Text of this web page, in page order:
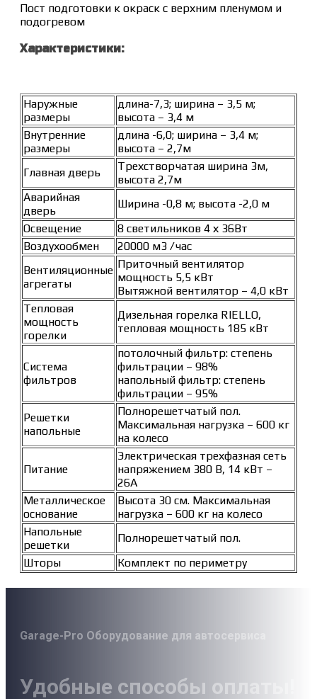
Пост подготовки к окраск с верхним пленумом и
подогревом
Характеристики:
Наружные
размеры
длина-7,3; ширина – 3,5 м;
высота – 3,4 м
Внутренние
размеры
длина -6,0; ширина – 3,4 м;
высота – 2,7м
Главная дверь
Трехстворчатая ширина 3м,
высота 2,7м
Аварийная
дверь
Ширина -0,8 м; высота -2,0 м
Освещение
8 светильников 4 х 36Вт
Воздухообмен
20000 м3 /час
Вентиляционные
агрегаты
Приточный вентилятор
мощность 5,5 кВт
Вытяжной вентилятор – 4,0 кВт
Тепловая
мощность
горелки
Дизельная горелка RIELLO,
тепловая мощность 185 кВт
Система
фильтров
потолочный фильтр: степень
фильтрации – 98%
напольный фильтр: степень
фильтрации – 95%
Решетки
напольные
Полнорешетчатый пол.
Максимальная нагрузка – 600 кг
на колесо
Питание
Электрическая трехфазная сеть
напряжением 380 В, 14 кВт –
26А
Металлическое
основание
Высота 30 см. Максимальная
нагрузка – 600 кг на колесо
Напольные
решетки
Полнорешетчатый пол.
Шторы
Комплект по периметру
Garage-Pro Оборудование для автосервиса
Удобные способы оплаты!